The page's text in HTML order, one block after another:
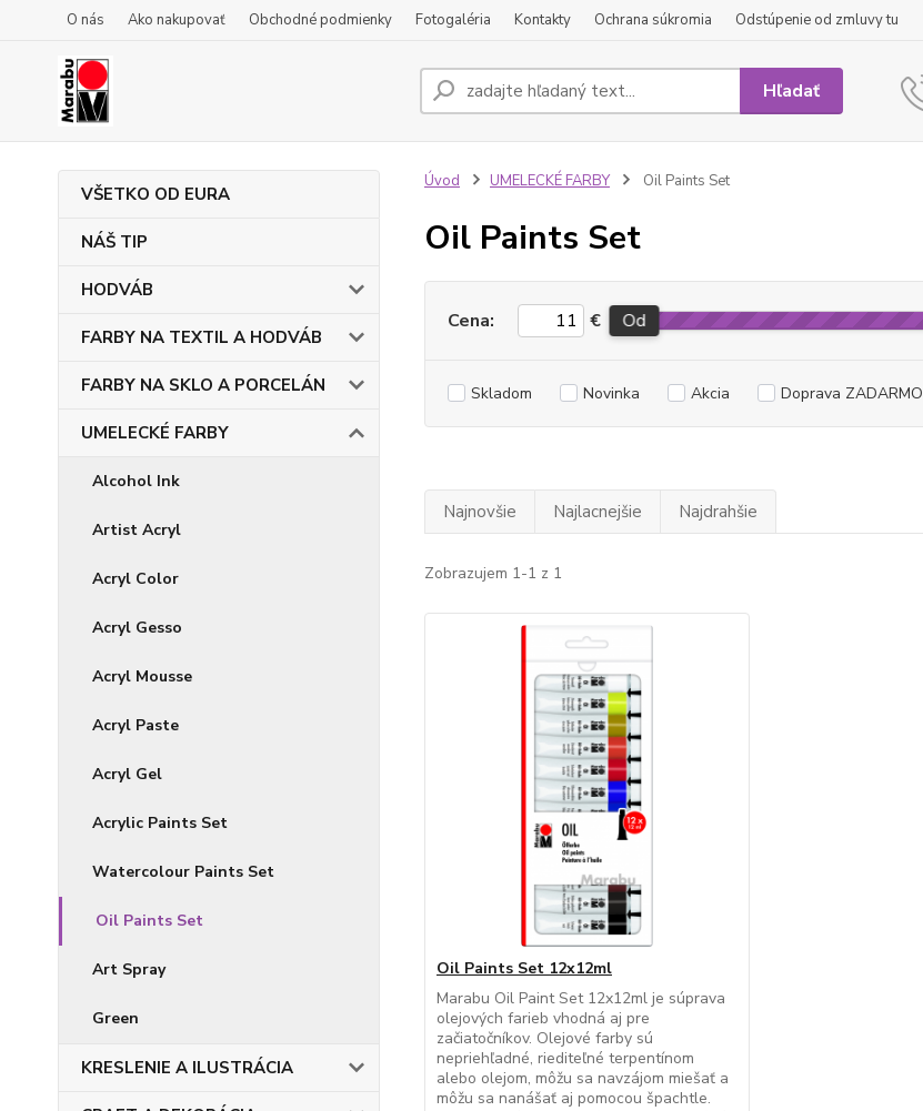
O nás Ako nakupovať Obchodné podmienky Fotogaléria Kontakty Ochrana súkromia Odstúpenie od zmluvy tu
Hľadať
VŠETKO OD EURA
NÁŠ TIP
HODVÁB
FARBY NA TEXTIL A HODVÁB
FARBY NA SKLO A PORCELÁN
UMELECKÉ FARBY
Alcohol Ink
Artist Acryl
Acryl Color
Acryl Gesso
Acryl Mousse
Acryl Paste
Acryl Gel
Acrylic Paints Set
Watercolour Paints Set
Oil Paints Set
Art Spray
Green
KRESLENIE A ILUSTRÁCIA
Úvod UMELECKÉ FARBY Oil Paints Set
Oil Paints Set
Cena: € Od
Skladom Novinka Akcia Doprava ZADARMO
Najnovšie Najlacnejšie Najdrahšie
Zobrazujem 1-1 z 1
Oil Paints Set 12x12ml
Marabu Oil Paint Set 12x12ml je súprava
olejových farieb vhodná aj pre
začiatočníkov. Olejové farby sú
nepriehľadné, riediteľné terpentínom
alebo olejom, môžu sa navzájom miešať a
môžu sa nanášať aj pomocou špachtle.